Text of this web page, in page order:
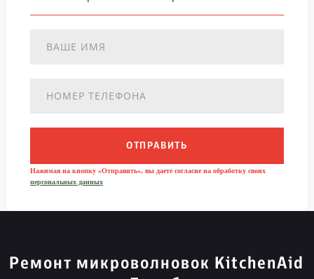
ОТПРАВИТЬ
Нажимая на кнопку «Отправить», вы даете согласие на обработку своих
персональных данных
Ремонт микроволновок KitchenAid